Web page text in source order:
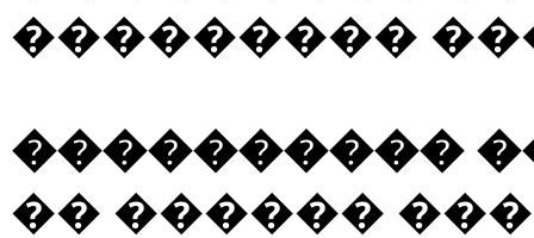
���������
����������
�� ������